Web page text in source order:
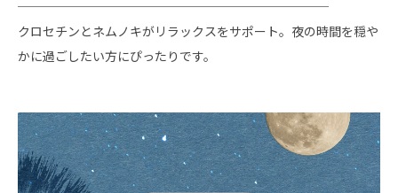
─────────────────────────
クロセチンとネムノキがリラックスをサポート。夜の時間を穏や
かに過ごしたい方にぴったりです。